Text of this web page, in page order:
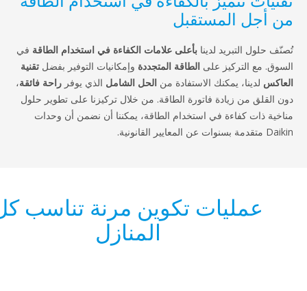
المستقبل
لدينا بأعلى علامات الكفاءة في استخدام الطاقةفي
التركيز على الطاقة المتجددةوإمكانيات التوفير بفضلتقنية
يمكنك الاستفادة منالحل الشاملالذي يوفرراحة فائقة،
من زيادة فاتورة الطاقة. من خلال تركيزنا على تطوير حلول
كفاءة في استخدام الطاقة، يمكننا أن نضمن أن وحدات
تكوين مرنة تناسب كل
المنازل